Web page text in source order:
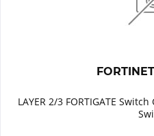
LAYER 2/3 FORTIGATE Switch